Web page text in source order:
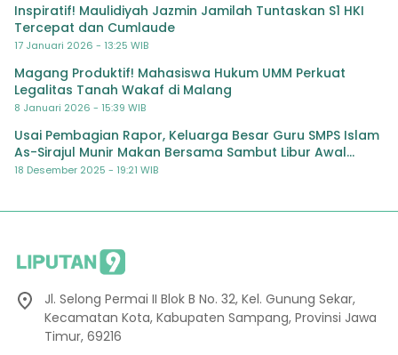
Inspiratif! Maulidiyah Jazmin Jamilah Tuntaskan S1 HKI
Tercepat dan Cumlaude
17 Januari 2026 - 13:25 WIB
Magang Produktif! Mahasiswa Hukum UMM Perkuat
Legalitas Tanah Wakaf di Malang
8 Januari 2026 - 15:39 WIB
Usai Pembagian Rapor, Keluarga Besar Guru SMPS Islam
As-Sirajul Munir Makan Bersama Sambut Libur Awal
Semester
18 Desember 2025 - 19:21 WIB
Jl. Selong Permai II Blok B No. 32, Kel. Gunung Sekar,
Kecamatan Kota, Kabupaten Sampang, Provinsi Jawa
Timur, 69216